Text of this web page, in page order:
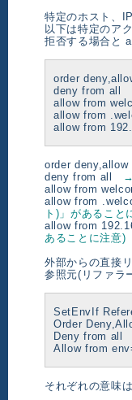
特定のホスト、
以下は特定のア
拒否する場合と
order
deny from all
allow from
allow from
allow from
order
deny from all
allow from
allow from
ト)」があること
allow from
あることに注意)
外部からの直接
参照元(リファラ
SetEnvIf
Order
Deny from all
Allow from
それぞれの意味